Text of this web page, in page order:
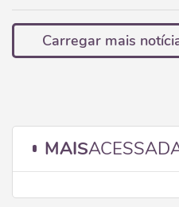
Carregar mais
MAIS